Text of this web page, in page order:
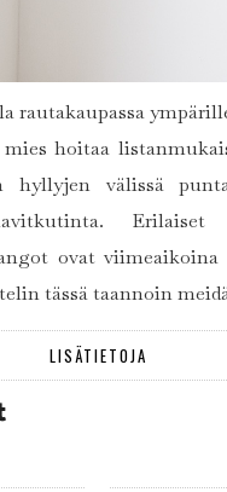
rautakaupassa
hoitaa
hyllyjen välissä
Erilaiset
ovat viimeaikoina
tässä taannoin
LISÄTIETOJA